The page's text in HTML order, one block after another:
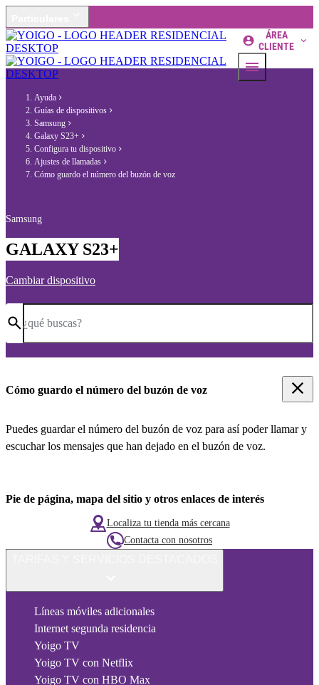
ÁREA
CLIENTE
Ayuda
Guías de dispositivos
Samsung
Galaxy S23+
Configura tu dispositivo
Ajustes de llamadas
Cómo guardo el número del buzón de voz
Samsung
GALAXY S23+
Cambiar dispositivo
¿qué buscas?
Cómo guardo el número del buzón de voz
Puedes guardar el número del buzón de voz para así poder llamar y
escuchar los mensajes que han dejado en el buzón de voz.
Pie de página, mapa del sitio y otros enlaces de interés
Localiza tu tienda más cercana
Contacta con nosotros
Líneas móviles adicionales
Internet segunda residencia
Yoigo TV
Yoigo TV con Netflix
Yoigo TV con HBO Max